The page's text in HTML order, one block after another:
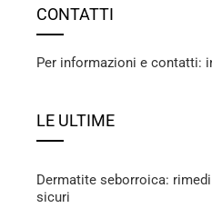
CONTATTI
Per informazioni e contatti:
LE ULTIME
Dermatite seborroica:
sicuri